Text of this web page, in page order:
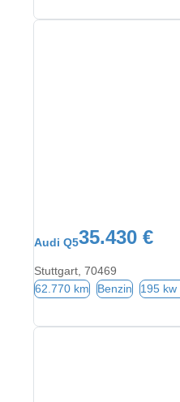
Audi Q535.430 €
Stuttgart, 70469
62.770 km
Benzin 195 kw